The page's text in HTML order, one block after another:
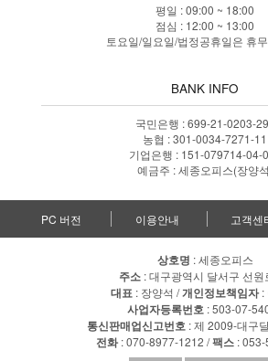
평일 : 09:00 ~ 18:00
점심 : 12:00 ~ 13:00
토요일/일요일/법정공휴일은 휴
BANK INFO
국민은행 : 699-21-0203-
농협 : 301-0034-7271-11
기업은행 : 151-079714-04-
예금주 : 세종오피스(장양
PC 버전 이용안내 고객센
상호명 : 세종오피스
주소 : 대구광역시 달서구 선원
대표 : 장양석 /개인정보책임자:
사업자등록번호 : 503-07-
통신판매업신고번호 : 제 2009-대구
전화: 070-8977-1212 /팩스 :